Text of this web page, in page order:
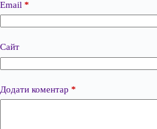
Email *
Сайт
Додати коментар *